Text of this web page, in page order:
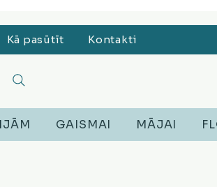
Kā pasūtīt Kontakti
GAISMAI MĀJAI